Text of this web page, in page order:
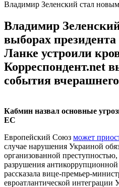
Владимир Зеленский стал
Владимир
выборах
Ланке устроили
Корреспондент.net
события
Кабмин назвал основные
ЕС
Европейский Союз может
случае нарушения Украиной
организованной
разрушения
рассказала вице-премьер-
евроатлантической